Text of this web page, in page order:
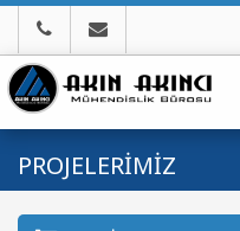
PROJELERİMİZ